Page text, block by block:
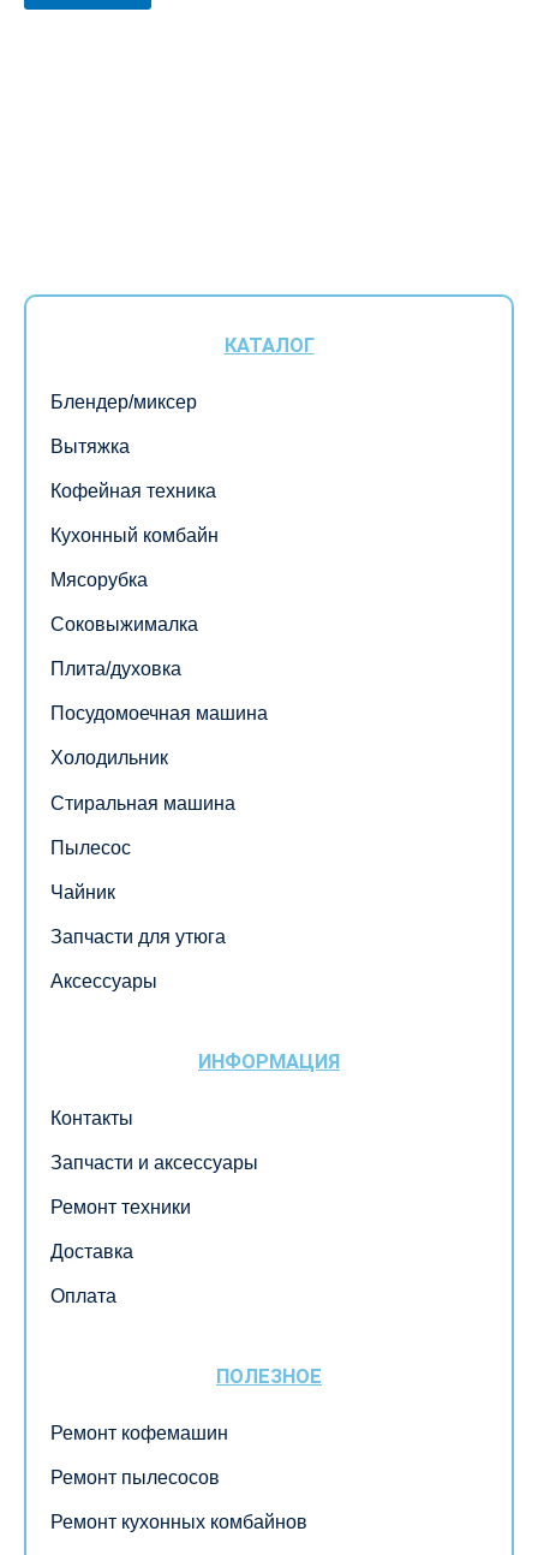
КАТАЛОГ
Блендер/миксер
Вытяжка
Кофейная техника
Кухонный комбайн
Мясорубка
Соковыжималка
Плита/духовка
Посудомоечная машина
Холодильник
Стиральная машина
Пылесос
Чайник
Запчасти для утюга
Аксессуары
ИНФОРМАЦИЯ
Контакты
Запчасти и аксессуары
Ремонт техники
Доставка
Оплата
ПОЛЕЗНОЕ
Ремонт кофемашин
Ремонт пылесосов
Ремонт кухонных комбайнов